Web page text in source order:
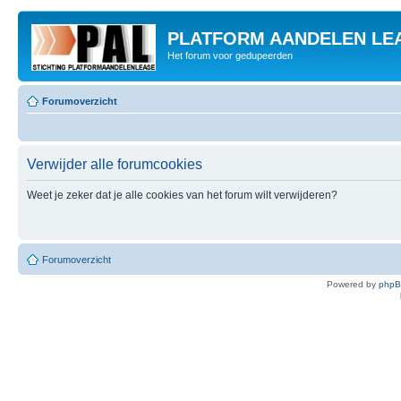
PLATFORM AANDELEN
Het forum voor gedupeerden
Forumoverzicht
Verwijder alle forumcookies
Weet je zeker dat je alle cookies van het forum wilt verwijderen?
Forumoverzicht
Powered by